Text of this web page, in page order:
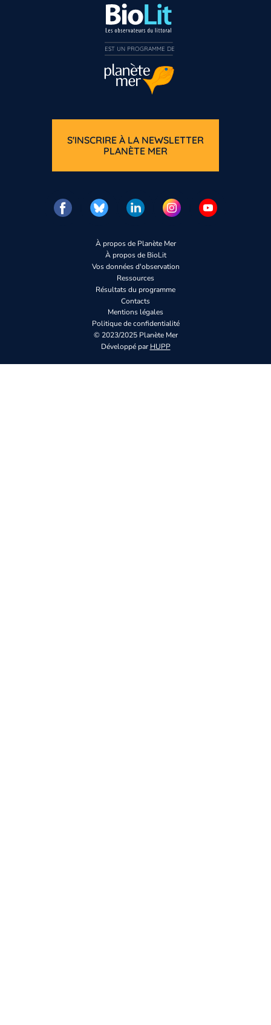
À propos de Planète Mer
À propos de BioLit
Vos données d'observation
Ressources
Résultats du programme
Contacts
Mentions légales
Politique de confidentialité
© 2023/2025 Planète Mer
Développé parHUPP
S'INSCRIRE À LA NEWSLETTER
PLANÈTE MER